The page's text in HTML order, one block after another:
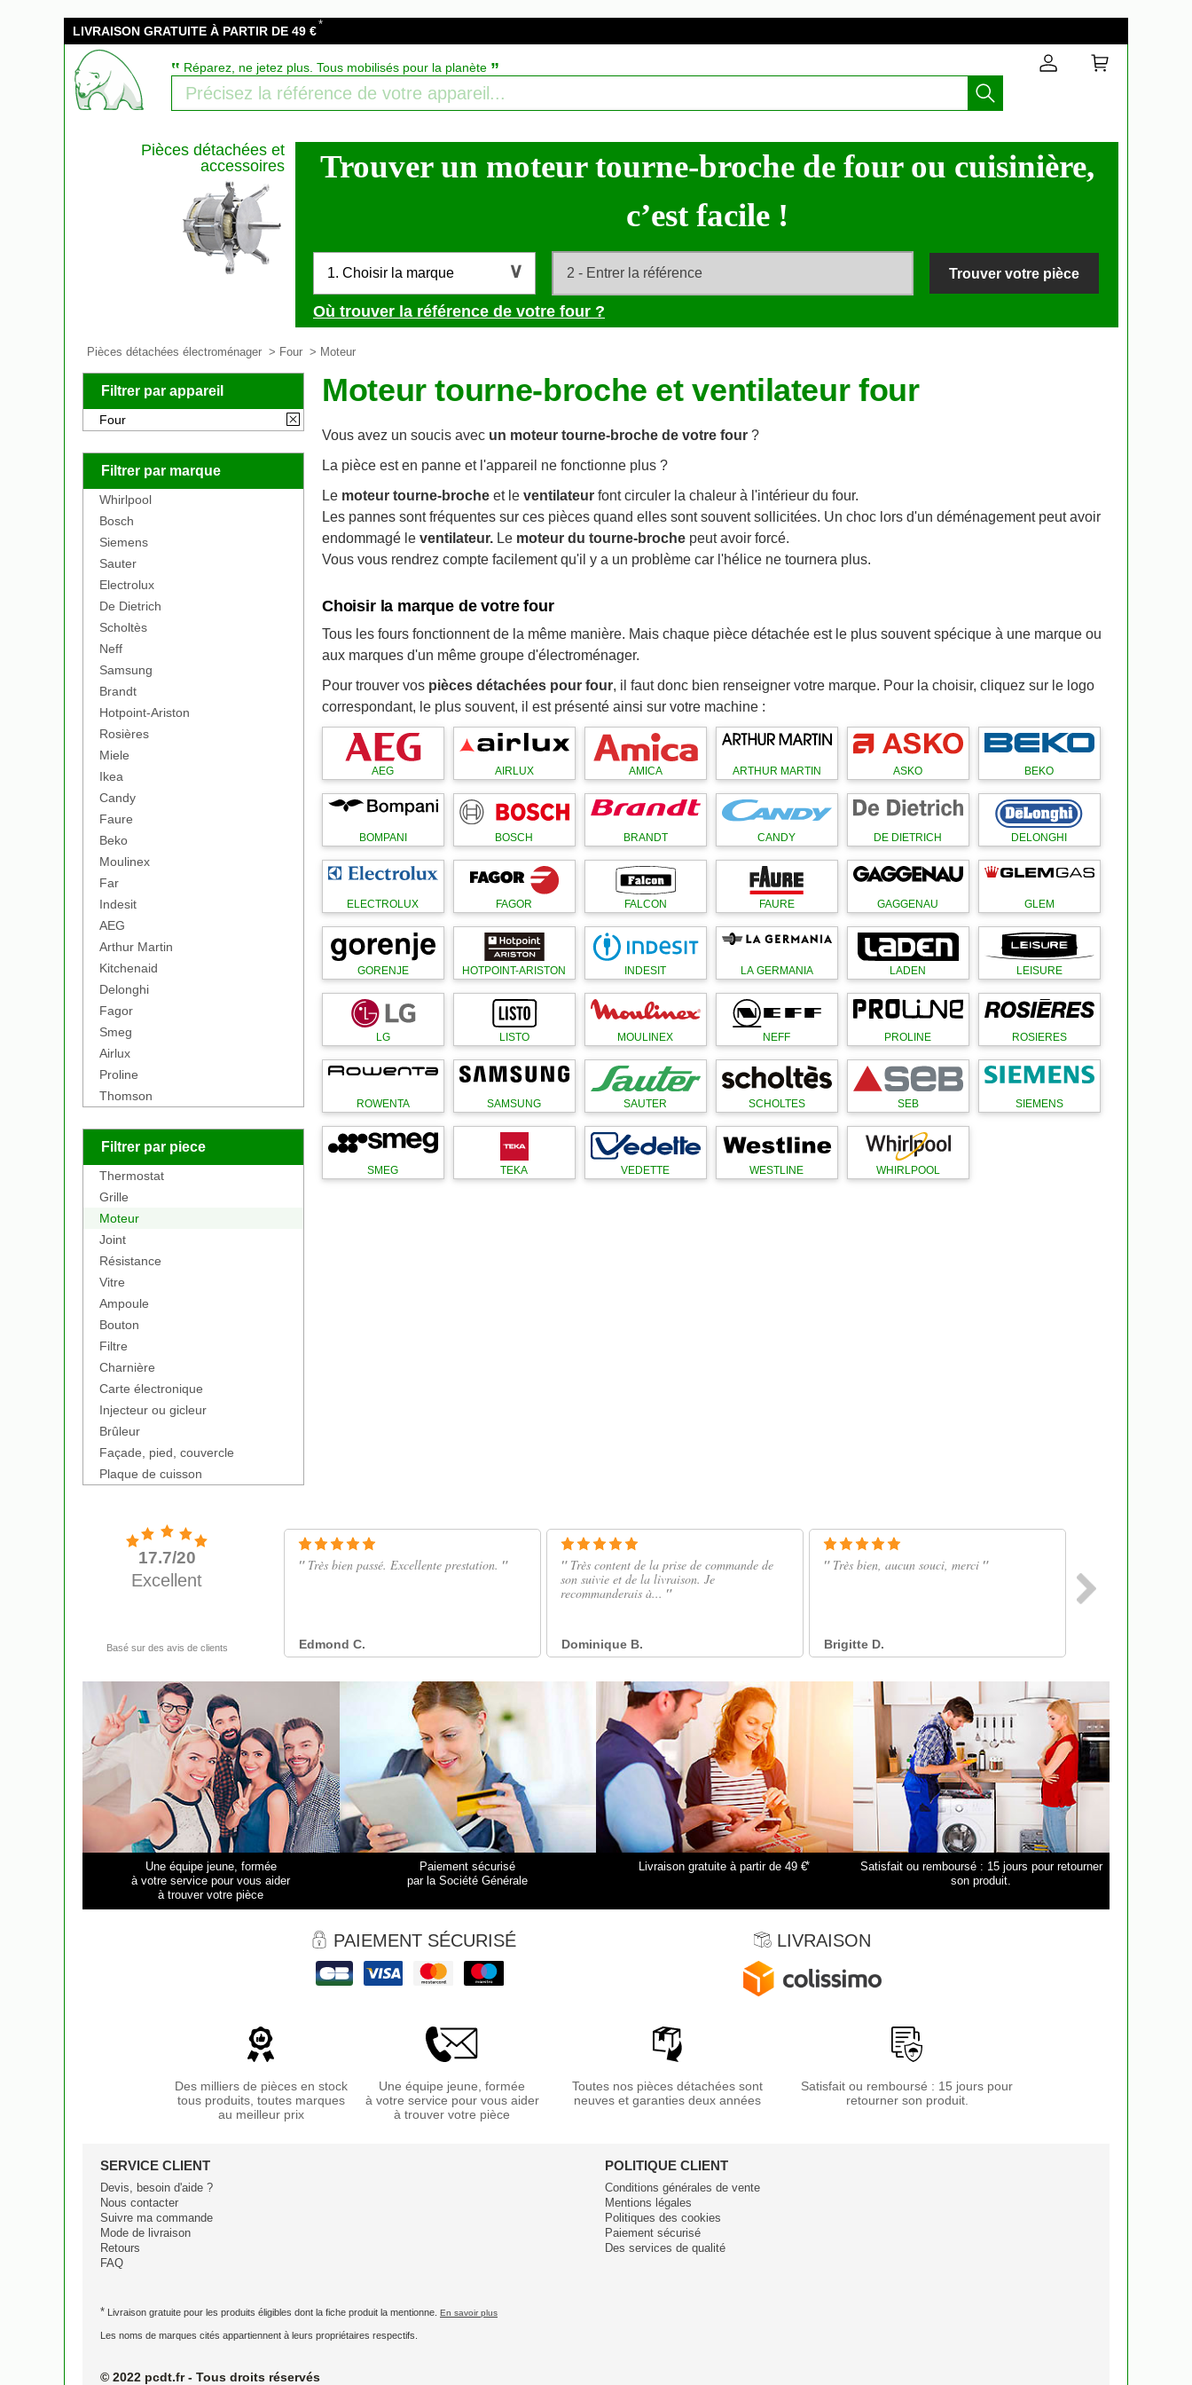
LIVRAISON GRATUITE À PARTIR DE 49 €*
‟ Réparez, ne jetez plus. Tous mobilisés pour la planète ”
Pièces détachées et
accessoires
Trouver un moteur tourne-broche de four ou cuisinière,
c’est facile !
1. Choisir la marque Trouver votre pièce
Où trouver la référence de votre four ?
Pièces détachées électroménager > Four > Moteur
Filtrer par appareil
Four
Filtrer par marque
Whirlpool
Bosch
Siemens
Sauter
Electrolux
De Dietrich
Scholtès
Neff
Samsung
Brandt
Hotpoint-Ariston
Rosières
Miele
Ikea
Candy
Faure
Beko
Moulinex
Far
Indesit
AEG
Arthur Martin
Kitchenaid
Delonghi
Fagor
Smeg
Airlux
Proline
Thomson
Filtrer par piece
Thermostat
Grille
Moteur
Joint
Résistance
Vitre
Ampoule
Bouton
Filtre
Charnière
Carte électronique
Injecteur ou gicleur
Brûleur
Façade, pied, couvercle
Plaque de cuisson
Moteur tourne-broche et ventilateur four
Vous avez un soucis avec un moteur tourne-broche de votre four ?
La pièce est en panne et l'appareil ne fonctionne plus ?
Le moteur tourne-broche et le ventilateur font circuler la chaleur à l'intérieur du four.
Les pannes sont fréquentes sur ces pièces quand elles sont souvent sollicitées. Un choc lors d'un déménagement peut avoir
endommagé le ventilateur. Le moteur du tourne-broche peut avoir forcé.
Vous vous rendrez compte facilement qu'il y a un problème car l'hélice ne tournera plus.
Choisir la marque de votre four
Tous les fours fonctionnent de la même manière. Mais chaque pièce détachée est le plus souvent spécique à une marque ou
aux marques d'un même groupe d'électroménager.
Pour trouver vos pièces détachées pour four, il faut donc bien renseigner votre marque. Pour la choisir, cliquez sur le logo
correspondant, le plus souvent, il est présenté ainsi sur votre machine :
AEG AIRLUX AMICA ARTHUR MARTIN ASKO BEKO
BOMPANI BOSCH BRANDT CANDY DE DIETRICH DELONGHI
ELECTROLUX FAGOR FALCON FAURE GAGGENAU GLEM
GORENJE HOTPOINT-ARISTON INDESIT LA GERMANIA LADEN LEISURE
LG LISTO MOULINEX NEFF PROLINE ROSIERES
ROWENTA SAMSUNG SAUTER SCHOLTES SEB SIEMENS
SMEG TEKA VEDETTE WESTLINE WHIRLPOOL
Une équipe jeune, formée
à votre service pour vous aider
à trouver votre pièce
Paiement sécurisé
par la Société Générale
Livraison gratuite à partir de 49 €*
Satisfait ou remboursé : 15 jours pour retourner
son produit.
PAIEMENT SÉCURISÉ LIVRAISON
Des milliers de pièces en stock
tous produits, toutes marques
au meilleur prix
Une équipe jeune, formée
à votre service pour vous aider
à trouver votre pièce
Toutes nos pièces détachées sont
neuves et garanties deux années
Satisfait ou remboursé : 15 jours pour
retourner son produit.
SERVICE CLIENT
Devis, besoin d'aide ?
Nous contacter
Suivre ma commande
Mode de livraison
Retours
FAQ
POLITIQUE CLIENT
Conditions générales de vente
Mentions légales
Politiques des cookies
Paiement sécurisé
Des services de qualité
* Livraison gratuite pour les produits éligibles dont la fiche produit la mentionne. En savoir plus
Les noms de marques cités appartiennent à leurs propriétaires respectifs.
© 2022 pcdt.fr - Tous droits réservés